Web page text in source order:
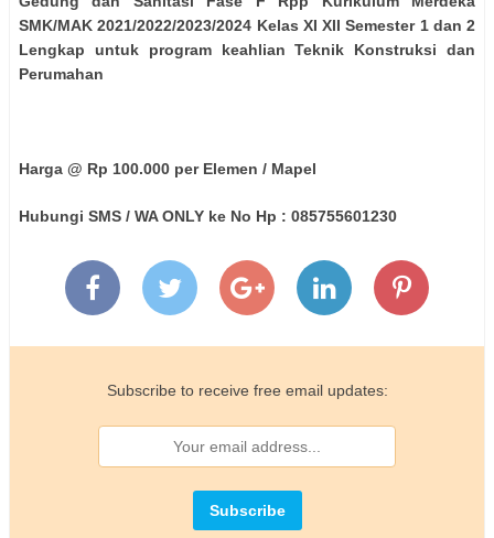
SMK/MAK 2021/2022/2023/2024 Kelas XI XII Semester 1 dan 2
Lengkap untuk program keahlian Teknik Konstruksi dan
Perumahan
Harga @ Rp 100.000 per Elemen / Mapel
Hubungi SMS / WA ONLY ke No Hp : 085755601230
Subscribe to receive free email updates: